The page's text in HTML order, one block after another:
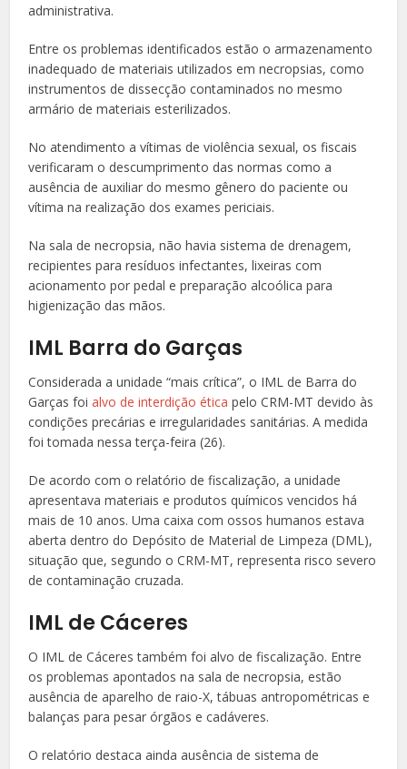
administrativa.
Entre os problemas identificados estão o armazenamento
inadequado de materiais utilizados em necropsias, como
instrumentos de dissecção contaminados no mesmo
armário de materiais esterilizados.
No atendimento a vítimas de violência sexual, os fiscais
verificaram o descumprimento das normas como a
ausência de auxiliar do mesmo gênero do paciente ou
vítima na realização dos exames periciais.
Na sala de necropsia, não havia sistema de drenagem,
recipientes para resíduos infectantes, lixeiras com
acionamento por pedal e preparação alcoólica para
higienização das mãos.
IML Barra do Garças
Considerada a unidade “mais crítica”, o IML de Barra do
Garças foialvo de interdição ética pelo CRM-MT devido às
condições precárias e irregularidades sanitárias. A medida
foi tomada nessa terça-feira (26).
De acordo com o relatório de fiscalização, a unidade
apresentava materiais e produtos químicos vencidos há
mais de 10 anos. Uma caixa com ossos humanos estava
aberta dentro do Depósito de Material de Limpeza (DML),
situação que, segundo o CRM-MT, representa risco severo
de contaminação cruzada.
IML de Cáceres
O IML de Cáceres também foi alvo de fiscalização. Entre
os problemas apontados na sala de necropsia, estão
ausência de aparelho de raio-X, tábuas antropométricas e
balanças para pesar órgãos e cadáveres.
O relatório destaca ainda ausência de sistema de